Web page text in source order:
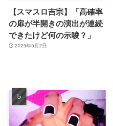
【スマスロ吉宗】「高確率
の扉が半開きの演出が連続
できたけど何の示唆？」
2025年5月2日